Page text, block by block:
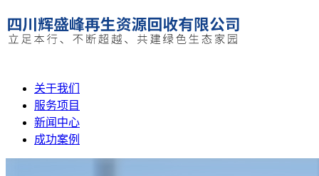
关于我们
服务项目
新闻中心
成功案例